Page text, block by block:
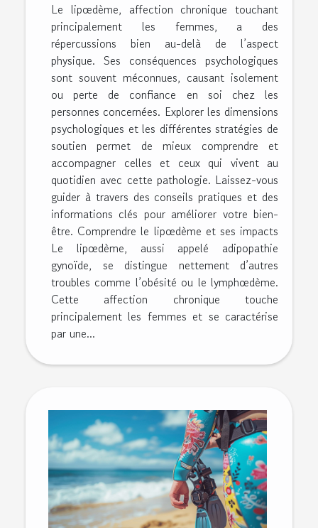
Le lipœdème, affection chronique touchant
principalement les femmes, a des
répercussions bien au-delà de l’aspect
physique. Ses conséquences psychologiques
sont souvent méconnues, causant isolement
ou perte de confiance en soi chez les
personnes concernées. Explorer les dimensions
psychologiques et les différentes stratégies de
soutien permet de mieux comprendre et
accompagner celles et ceux qui vivent au
quotidien avec cette pathologie. Laissez-vous
guider à travers des conseils pratiques et des
informations clés pour améliorer votre bien-
être. Comprendre le lipœdème et ses impacts
Le lipœdème, aussi appelé adipopathie
gynoïde, se distingue nettement d’autres
troubles comme l’obésité ou le lymphœdème.
Cette affection chronique touche
principalement les femmes et se caractérise
par une...